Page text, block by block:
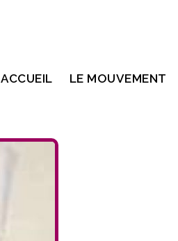
ACCUEIL LE MOUVEMENT